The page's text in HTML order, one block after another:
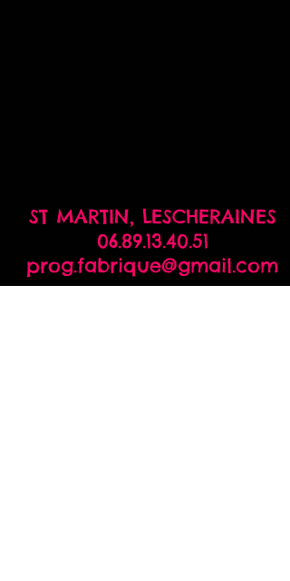
ST MARTIN, LESCHERAINES
06.89.13.40.51
prog.fabrique@gmail.com